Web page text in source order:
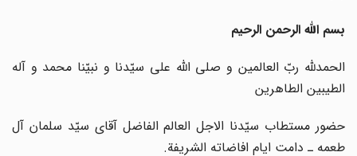
بسم الله الرحمن الرحیم
الحمدلله ربّ العالمین و صلی الله علی سیّدنا و نبیّنا محمد و آله
الطیبین الطاهرین
حضور مستطاب سیّدنا الاجل العالم الفاضل آقای سیّد سلمان آل
طعمه ـ دامت ایام افاضاته الشریفة.